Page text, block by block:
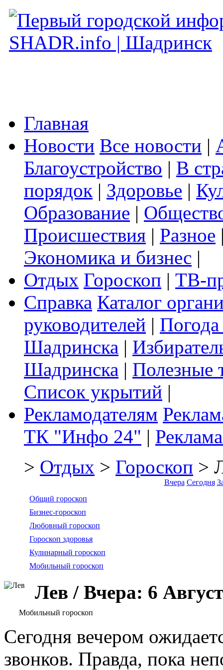
Главная
Новости Все новости |
Благоустройство | В
порядок | Здоровье |
Образование |
Происшествия | Разное
Экономика и бизнес |
Отдых Гороскоп | ТВ-
Справка Каталог
руководителей |
Шадринска |
Шадринска | Полезные
Список укрытий |
Рекламодателям
ТК "Инфо 24" |
> Отдых > Гороскоп >
Вчера Сегодня
Общий гороскоп
Бизнес-гороскоп
Любовный гороскоп
Гороскоп здоровья
Кулинарный гороскоп
Мобильный гороскоп
Лев / Вчера: 6
Мобильный гороскоп
Сегодня вечером
звонков. Правда, пока